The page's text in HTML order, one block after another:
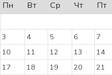
Пн
Вт Ср Чт Пт
3
4 5 6 7
10
11 12 13 14
17
18 19 20 21